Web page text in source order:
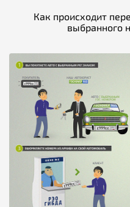
Как происходит
выбранного